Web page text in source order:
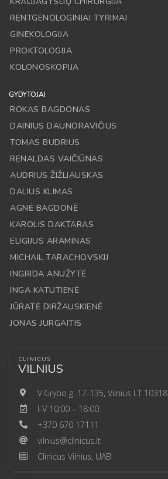
RENTGENOLOGINIAI TYRIMAI
GINEKOLOGIJA
PROKTOLOGIJA
KOLONOSKOPIJA
GYDYTOJAI
ROKAS BAGDONAS
DAINIUS DAUNORAVIČIUS
TOMAS BUDRIUS
RENALDAS VAIČIŪNAS
AUDRIUS ŽIŽLIAUSKAS
DALIUS KLIMAS
AGNĖ BAGDONĖ
KAROLIS DAKTARAS
ELIGIJUS ARAMINAS
MICHAIL TARACHOVSKIJ
INGRIDA ANUŽYTĖ
INGA KATUTIENĖ
JŪRATĖ DIRŽAUSKIENĖ
JONAS JURGAITIS
CLINICUS
VILNIUS
V.Grybo g. 17-135, Vilnius LT 10318
I-V 10:00 – 18:00
+370 670 17111
vilnius@clinicus.lt
Clinicus Vilnius, UAB